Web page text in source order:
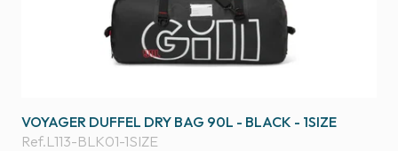
VOYAGER DUFFEL DRY BAG 90L - BLACK - 1SIZE
Ref.L113-BLK01-1SIZE